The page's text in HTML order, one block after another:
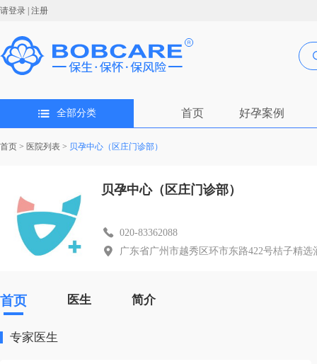
请登录 | 注册
全部分类 首页 好孕案例
首页 > 医院列表 > 贝孕中心（区庄门诊部）
贝孕中心（区庄门诊部）
020-83362088
广东省广州市越秀区环市东路422号桔子精选
首页 医生 简介
专家医生